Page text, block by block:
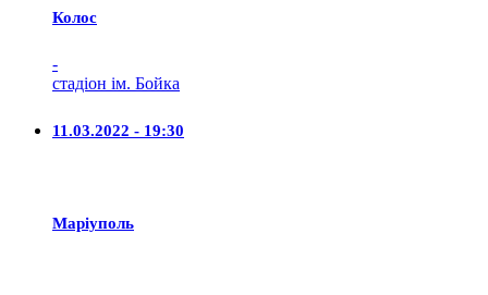
Колос
-
стадіон ім. Бойка
11.03.2022 - 19:30
Маріуполь